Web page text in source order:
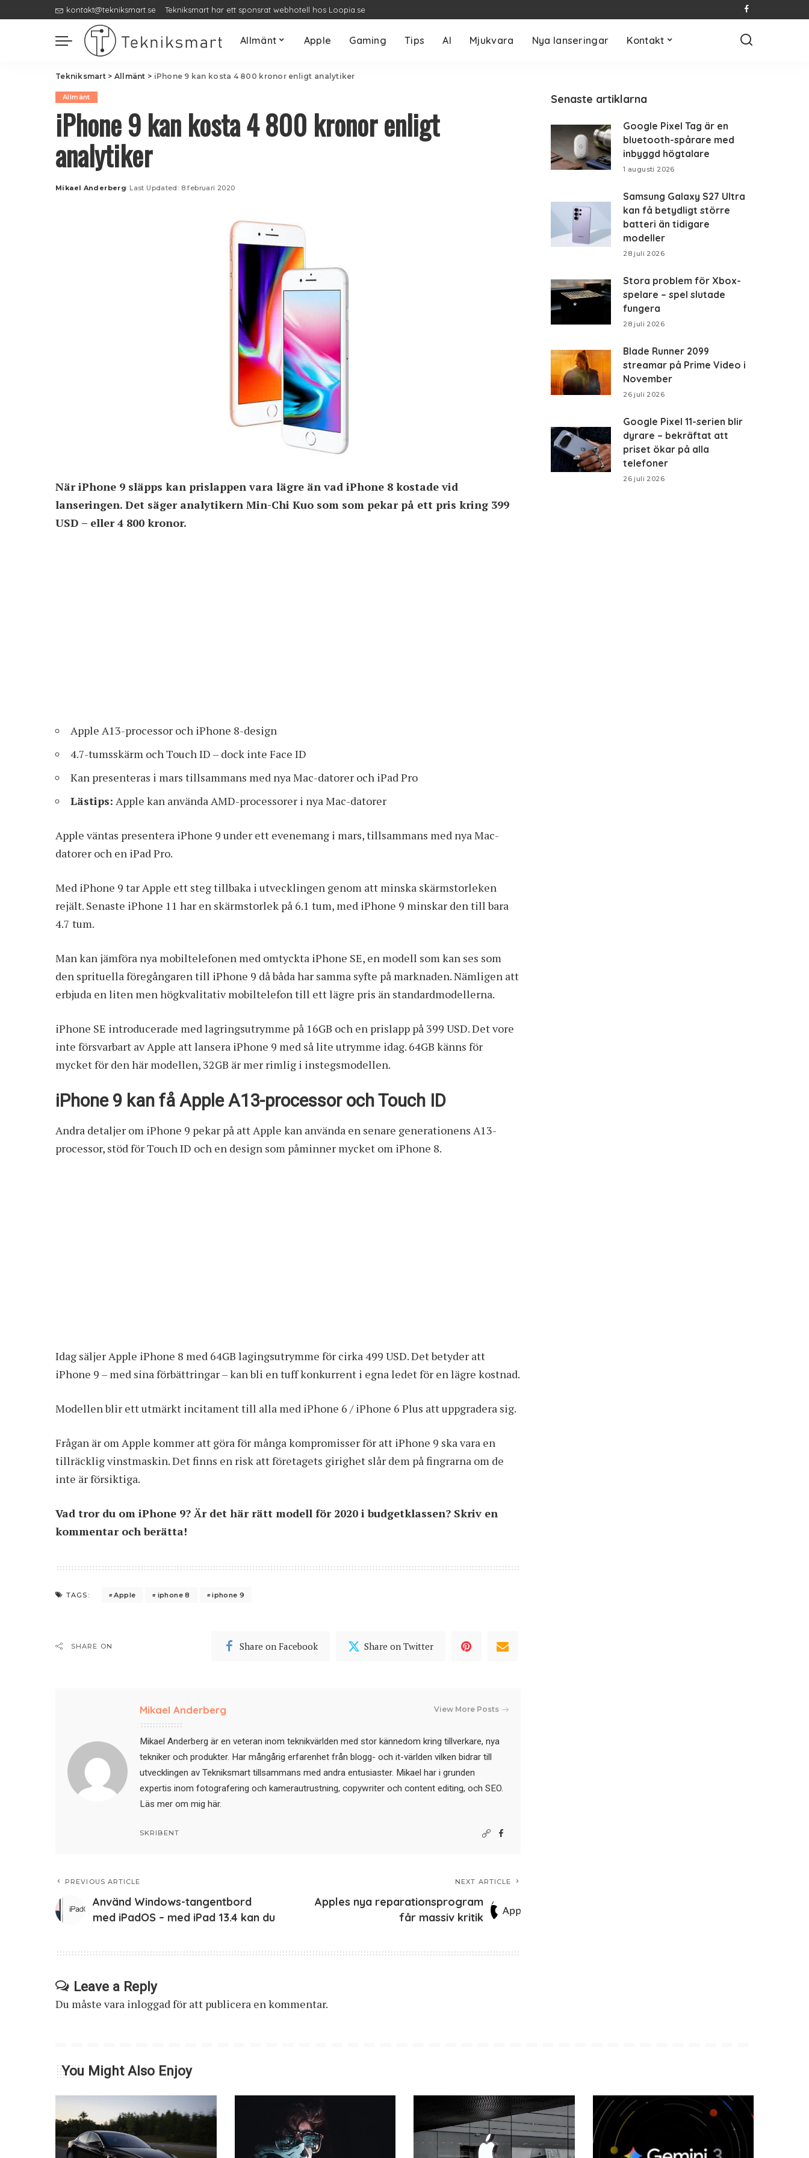
kontakt@tekniksmart.se Tekniksmart har ett sponsrat webhotell hos Loopia.se
Allmänt Apple Gaming Tips AI Mjukvara Nya lanseringar Kontakt
Tekniksmart> Allmänt > iPhone 9 kan kosta 4 800 kronor enligt analytiker
Allmänt
iPhone 9 kan kosta 4 800 kronor enligt
analytiker
Posted
Mikael Anderberg Last Updated: 8 februari 2020
När iPhone 9 släpps kan prislappen vara lägre än vad iPhone 8 kostade vid
lanseringen. Det säger analytikern Min-Chi Kuo som som pekar på ett pris kring 399
USD – eller 4 800 kronor.
Apple A13-processor och iPhone 8-design
4.7-tumsskärm och Touch ID – dock inte Face ID
Kan presenteras i mars tillsammans med nya Mac-datorer och iPad Pro
Lästips: Apple kan använda AMD-processorer i nya Mac-datorer
Apple väntas presentera iPhone 9 under ett evenemang i mars, tillsammans med nya Mac-
datorer och en iPad Pro.
Med iPhone 9 tar Apple ett steg tillbaka i utvecklingen genom att minska skärmstorleken
rejält. Senaste iPhone 11 har en skärmstorlek på 6.1 tum, med iPhone 9 minskar den till bara
4.7 tum.
Man kan jämföra nya mobiltelefonen med omtyckta iPhone SE, en modell som kan ses som
den sprituella föregångaren till iPhone 9 då båda har samma syfte på marknaden. Nämligen att
erbjuda en liten men högkvalitativ mobiltelefon till ett lägre pris än standardmodellerna.
iPhone SE introducerade med lagringsutrymme på 16GB och en prislapp på 399 USD. Det vore
inte försvarbart av Apple att lansera iPhone 9 med så lite utrymme idag. 64GB känns för
mycket för den här modellen, 32GB är mer rimlig i instegsmodellen.
iPhone 9 kan få Apple A13-processor och Touch ID
Andra detaljer om iPhone 9 pekar på att Apple kan använda en senare generationens A13-
processor, stöd för Touch ID och en design som påminner mycket om iPhone 8.
Idag säljer Apple iPhone 8 med 64GB lagingsutrymme för cirka 499 USD. Det betyder att
iPhone 9 – med sina förbättringar – kan bli en tuff konkurrent i egna ledet för en lägre kostnad.
Modellen blir ett utmärkt incitament till alla med iPhone 6 / iPhone 6 Plus att uppgradera sig.
Frågan är om Apple kommer att göra för många kompromisser för att iPhone 9 ska vara en
tillräcklig vinstmaskin. Det finns en risk att företagets girighet slår dem på fingrarna om de
inte är försiktiga.
Vad tror du om iPhone 9? Är det här rätt modell för 2020 i budgetklassen? Skriv en
kommentar och berätta!
TAGS: Apple iphone 8 iphone 9
SHARE ON Share on Facebook Share on Twitter
Mikael Anderberg View More Posts
Mikael Anderberg är en veteran inom teknikvärlden med stor kännedom kring tillverkare, nya
tekniker och produkter. Har mångårig erfarenhet från blogg- och it-världen vilken bidrar till
utvecklingen av Tekniksmart tillsammans med andra entusiaster. Mikael har i grunden
expertis inom fotografering och kamerautrustning, copywriter och content editing, och SEO.
Läs mer om mig här.
SKRIBENT
PREVIOUS ARTICLE
Använd Windows-tangentbord
med iPadOS – med iPad 13.4 kan du
NEXT ARTICLE
Apples nya reparationsprogram
får massiv kritik
Leave a Reply
Du måste vara inloggadför att publicera en kommentar.
Senaste artiklarna
Google Pixel Tag är en
bluetooth-spårare med
inbyggd högtalare
1 augusti 2026
Samsung Galaxy S27 Ultra
kan få betydligt större
batteri än tidigare
modeller
28 juli 2026
Stora problem för Xbox-
spelare – spel slutade
fungera
28 juli 2026
Blade Runner 2099
streamar på Prime Video i
November
26 juli 2026
Google Pixel 11-serien blir
dyrare – bekräftat att
priset ökar på alla
telefoner
26 juli 2026
You Might Also Enjoy